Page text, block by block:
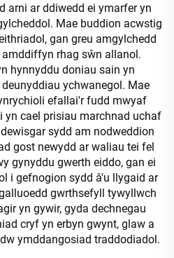
arni ar ddiwedd ei ymarfer yn
Mae buddion acwstig
gan greu amgylchedd
rhag sŵn allanol.
hynnyddu doniau sain yn
ychwanegol. Mae
efallai'r fudd mwyaf
yn cael prisiau marchnad uchaf
sydd am nodweddion
gost newydd ar waliau tei fel
gynyddu gwerth eiddo, gan ei
i gefnogion sydd â'u llygaid ar
gwrthsefyll tywyllwch
yn gywir, gyda dechnegau
cryf yn erbyn gwynt, glaw a
ymddangosiad traddodiadol.